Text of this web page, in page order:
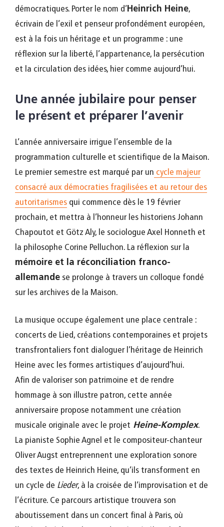
démocratiques. Porter le nom d’ Heinrich Heine,
écrivain de l’exil et penseur profondément européen,
est à la fois un héritage et un programme : une
réflexion sur la liberté, l’appartenance, la persécution
et la circulation des idées, hier comme aujourd’hui.
Une année jubilaire pour penser
le présent et préparer l’avenir
L’année anniversaire irrigue l’ensemble de la
programmation culturelle et scientifique de la Maison.
Le premier semestre est marqué par un cycle majeur
consacré aux démocraties fragilisées et au retour des
autoritarismes qui commence dès le 19 février
prochain, et mettra à l’honneur les historiens Johann
Chapoutot et Götz Aly, le sociologue Axel Honneth et
la philosophe Corine Pelluchon. La réflexion sur la
mémoire et la réconciliation franco-
allemande se prolonge à travers un colloque fondé
sur les archives de la Maison.
La musique occupe également une place centrale :
concerts de Lied, créations contemporaines et projets
transfrontaliers font dialoguer l’héritage de Heinrich
Heine avec les formes artistiques d’aujourd’hui.
Afin de valoriser son patrimoine et de rendre
hommage à son illustre patron, cette année
anniversaire propose notamment une création
musicale originale avec le projet Heine-Komplex.
La pianiste Sophie Agnel et le compositeur-chanteur
Oliver Augst entreprennent une exploration sonore
des textes de Heinrich Heine, qu’ils transforment en
un cycle de Lieder, à la croisée de l’improvisation et de
l’écriture. Ce parcours artistique trouvera son
aboutissement dans un concert final à Paris, où